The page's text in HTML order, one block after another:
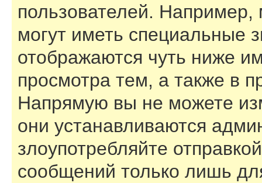
пользователей.
могут иметь специальные
отображаются чуть ниже
просмотра тем, а также в
Напрямую вы не можете
они устанавливаются
злоупотребляйте
сообщений только лишь